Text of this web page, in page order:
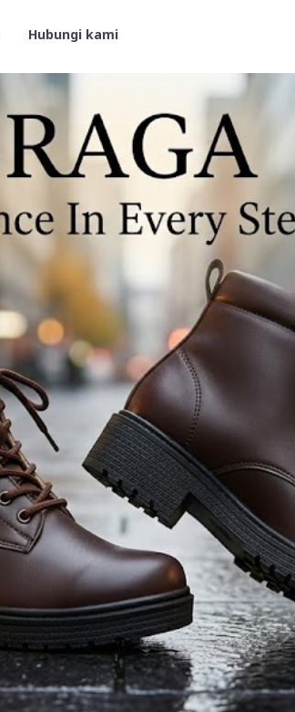
Hubungi kami